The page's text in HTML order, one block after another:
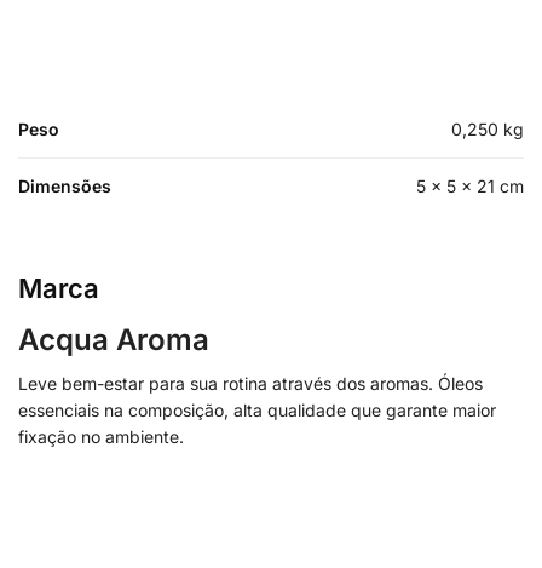
Peso 0,250 kg
Dimensões 5 × 5 × 21 cm
Marca
Acqua Aroma
Leve bem-estar para sua rotina através dos aromas. Óleos
essenciais na composição, alta qualidade que garante maior
fixação no ambiente.